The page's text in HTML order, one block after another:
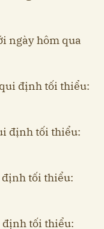
ngày hôm qua
định tối thiểu:
định tối thiểu:
định tối thiểu:
tối thiểu: